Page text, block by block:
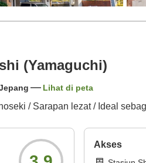
(Yamaguchi)
Lihat di peta
/ Sarapan lezat / Ideal
Akses